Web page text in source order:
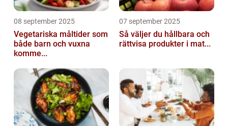
08 september 2025
Vegetariska måltider som
både barn och vuxna
komme...
07 september 2025
Så väljer du hållbara och
rättvisa produkter i mat...